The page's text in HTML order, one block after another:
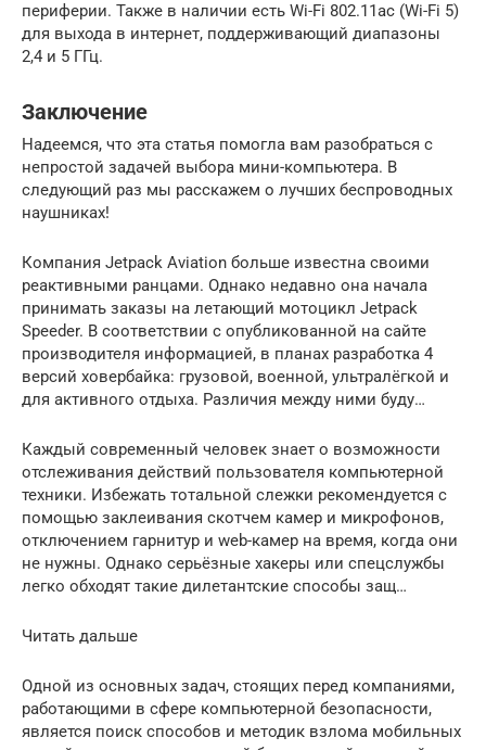
периферии. Также в наличии есть Wi-Fi 802.11ac (Wi-Fi 5)
для выхода в интернет, поддерживающий диапазоны
2,4 и 5 ГГц.
Заключение
Надеемся, что эта статья помогла вам разобраться с
непростой задачей выбора мини-компьютера. В
следующий раз мы расскажем о лучших беспроводных
наушниках!
Компания Jetpack Aviation больше известна своими
реактивными ранцами. Однако недавно она начала
принимать заказы на летающий мотоцикл Jetpack
Speeder. В соответствии с опубликованной на сайте
производителя информацией, в планах разработка 4
версий ховербайка: грузовой, военной, ультралёгкой и
для активного отдыха. Различия между ними буду…
Каждый современный человек знает о возможности
отслеживания действий пользователя компьютерной
техники. Избежать тотальной слежки рекомендуется с
помощью заклеивания скотчем камер и микрофонов,
отключением гарнитур и web-камер на время, когда они
не нужны. Однако серьёзные хакеры или спецслужбы
легко обходят такие дилетантские способы защ…
Читать дальше
Одной из основных задач, стоящих перед компаниями,
работающими в сфере компьютерной безопасности,
является поиск способов и методик взлома мобильных